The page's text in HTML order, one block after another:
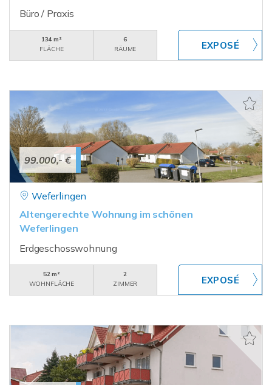
Büro / Praxis
134 m²
FLÄCHE
6
RÄUME
99.000,- €
Weferlingen
Altengerechte Wohnung im schönen
Weferlingen
Erdgeschosswohnung
52 m²
WOHNFLÄCHE
2
ZIMMER